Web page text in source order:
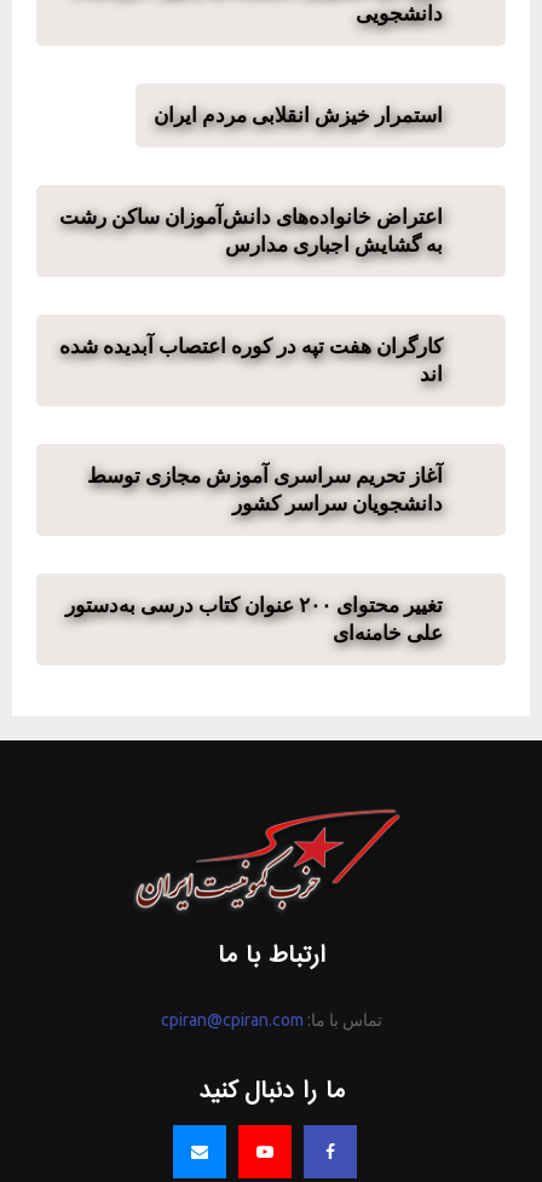
دانشجویی
استمرار خیزش انقلابی مردم ایران
اعتراض خانواده‌های دانش‌آموزان ساکن رشت
به گشایش اجباری مدارس
کارگران هفت تپه در کوره اعتصاب آبدیده شده
اند
آغاز تحریم سراسری آموزش مجازی توسط
دانشجویان سراسر کشور
تغییر محتوای ۲۰۰ عنوان کتاب درسی به‌دستور
علی خامنه‌ای
ارتباط با ما
تماس با ما: cpiran@cpiran.com
ما را دنبال کنید